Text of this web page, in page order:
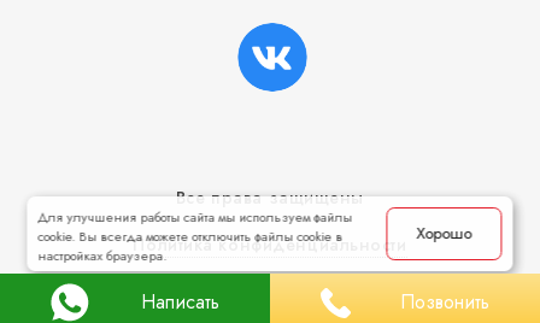
Все права защищены
Политика конфиденциальности
Сделано с любовью в
Paradigma.website
Для улучшения работы сайта мы используем файлы
cookie. Вы всегда можете отключить файлы cookie в
настройках браузера.
Хорошо
Написать Позвонить